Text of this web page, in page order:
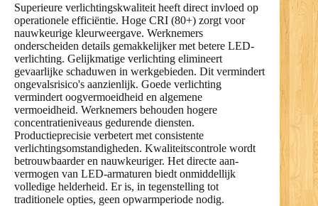
Superieure verlichtingskwaliteit heeft direct invloed op
operationele efficiëntie. Hoge CRI (80+) zorgt voor
nauwkeurige kleurweergave. Werknemers
onderscheiden details gemakkelijker met betere LED-
verlichting. Gelijkmatige verlichting elimineert
gevaarlijke schaduwen in werkgebieden. Dit vermindert
ongevalsrisico's aanzienlijk. Goede verlichting
vermindert oogvermoeidheid en algemene
vermoeidheid. Werknemers behouden hogere
concentratieniveaus gedurende diensten.
Productieprecisie verbetert met consistente
verlichtingsomstandigheden. Kwaliteitscontrole wordt
betrouwbaarder en nauwkeuriger. Het directe aan-
vermogen van LED-armaturen biedt onmiddellijk
volledige helderheid. Er is, in tegenstelling tot
traditionele opties, geen opwarmperiode nodig.